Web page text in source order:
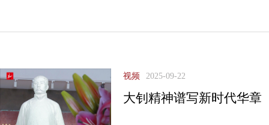
视频 2025-09-22
大钊精神谱写新时代华章